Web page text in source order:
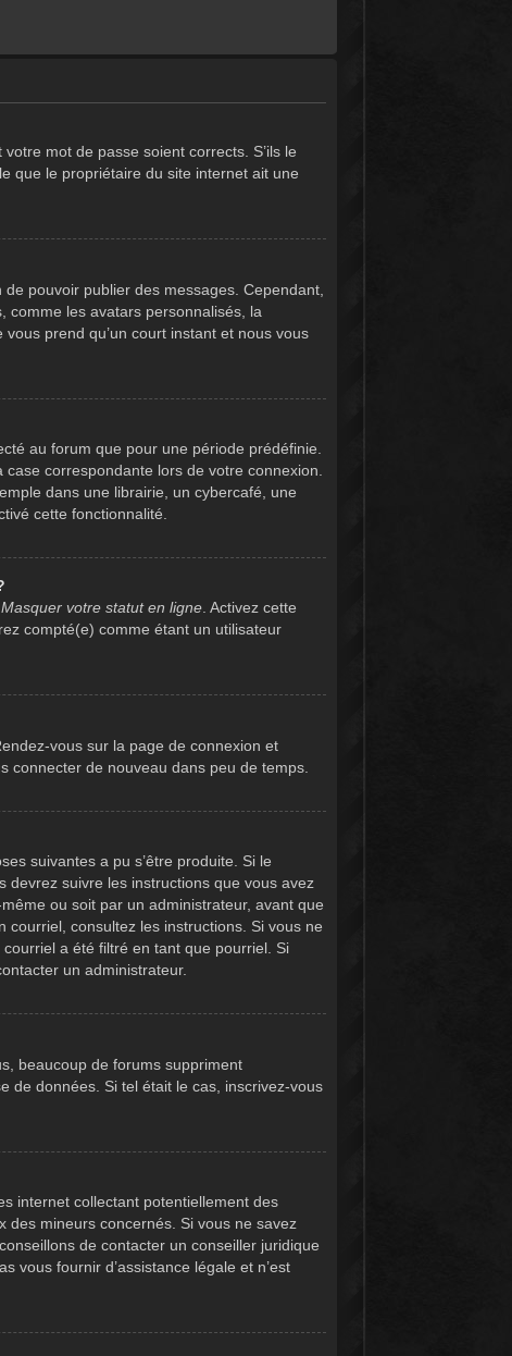
mot de passe soient corrects. S’ils le
que le propriétaire du site internet ait une
pouvoir publier des messages. Cependant,
comme les avatars personnalisés, la
prend qu’un court instant et nous vous
au forum que pour une période prédéfinie.
correspondante lors de votre connexion.
dans une librairie, un cybercafé, une
cette fonctionnalité.
Masquer votre statut en ligne. Activez cette
compté(e) comme étant un utilisateur
vous sur la page de connexion et
connecter de nouveau dans peu de temps.
suivantes a pu s’être produite. Si le
devrez suivre les instructions que vous avez
ou soit par un administrateur, avant que
consultez les instructions. Si vous ne
a été filtré en tant que pourriel. Si
un administrateur.
beaucoup de forums suppriment
de données. Si tel était le cas, inscrivez-vous
internet collectant potentiellement des
des mineurs concernés. Si vous ne savez
de contacter un conseiller juridique
vous fournir d’assistance légale et n’est